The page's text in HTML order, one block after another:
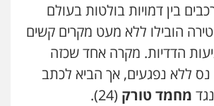
זוהר ארבל
פשיעה חמורה מעצרים וחקירות
0538788878
בין דמויות בולטות בעולם
טירה הובילו ללא מעט מקרים קשים
הדדיות. מקרה אחד שכזה
נס ללא נפגעים, אך הביא לכתב
מחמד טורק (24).